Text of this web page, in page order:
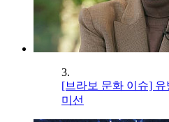
3.
[브라보 문화 이슈]
미선